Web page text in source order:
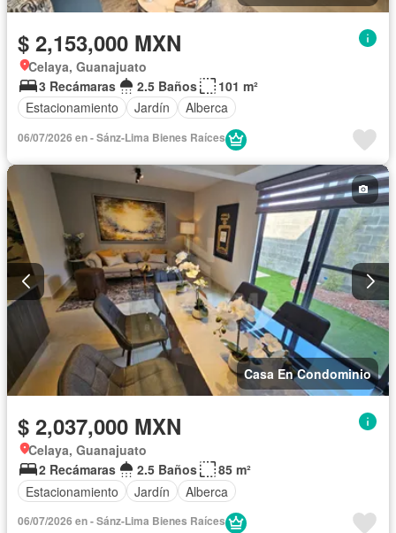
$ 2,153,000 MXN
Celaya, Guanajuato
3 Recámaras
2.5 Baños
101 m²
Estacionamiento
Jardín Alberca
06/07/2026 en - Sánz-Lima Bienes Raíces
Casa En Condominio
$ 2,037,000 MXN
Celaya, Guanajuato
2 Recámaras
2.5 Baños
85 m²
Estacionamiento
Jardín Alberca
06/07/2026 en - Sánz-Lima Bienes Raíces